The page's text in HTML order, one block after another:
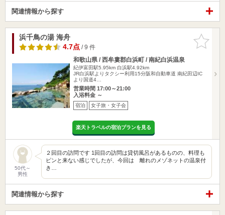
関連情報から探す
お気に入
りに追加
浜千鳥の湯 海舟
4.7点/ 9 件
和歌山県 / 西牟婁郡白浜町 / 南紀白浜温泉
紀伊富田駅5.95km 白浜駅4.92km
JR白浜駅よりタクシー利用15分阪和自動車道 南紀田辺IC
より国道4…
営業時間 17:00～21:00
入浴料金 ～
宿泊 女子旅・女子会
楽天トラベルの宿泊プランを見る
50代～
男性
２回目の訪問です 1回目の訪問は貸切風呂があるものの、料理も
ピンと来ない感じでしたが、今回は 離れのメゾネットの温泉付
き…
関連情報から探す